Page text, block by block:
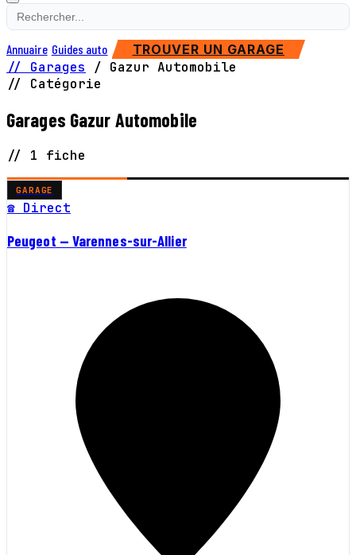
Annuaire Guides auto TROUVER UN GARAGE
// Garages / Gazur Automobile
// Catégorie
Garages Gazur Automobile
// 1 fiche
GARAGE
☎ Direct
Peugeot — Varennes-sur-Allier